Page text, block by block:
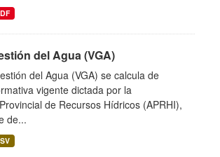
del Agua (VGA)
del Agua (VGA) se calcula de
vigente dictada por la
de Recursos Hídricos (APRHI),
de...